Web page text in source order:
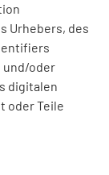
Urhebers, des
und/oder
digitalen
oder Teile